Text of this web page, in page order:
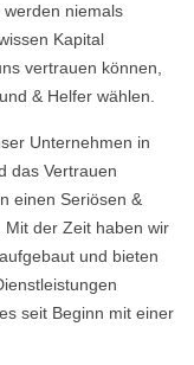
niemals
Kapital
vertrauen können,
& Helfer wählen.
Unternehmen in
das Vertrauen
einen Seriösen &
Mit der Zeit haben wir
und bieten
seit Beginn mit einer